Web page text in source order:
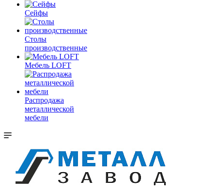
Сейфы
Столы
производственные
Мебель LOFT
Распродажа
металлической
мебели